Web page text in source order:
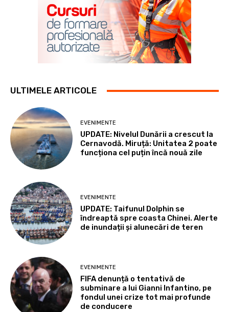
ULTIMELE ARTICOLE
EVENIMENTE
UPDATE: Nivelul Dunării a crescut la
Cernavodă. Miruță: Unitatea 2 poate
funcționa cel puțin încă nouă zile
EVENIMENTE
UPDATE: Taifunul Dolphin se
îndreaptă spre coasta Chinei. Alerte
de inundații și alunecări de teren
EVENIMENTE
FIFA denunță o tentativă de
subminare a lui Gianni Infantino, pe
fondul unei crize tot mai profunde
de conducere